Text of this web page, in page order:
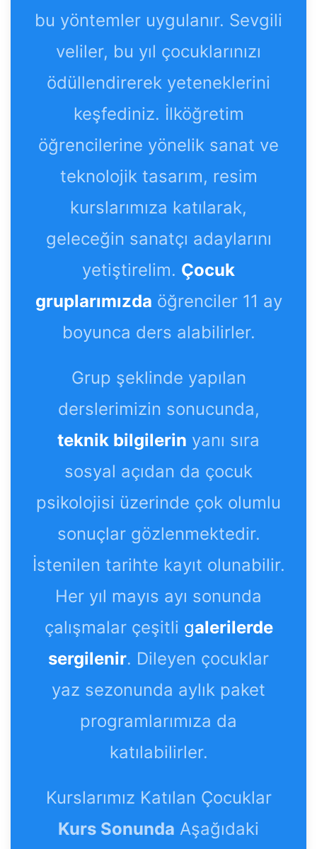
bu yöntemler uygulanır. Sevgili
veliler, bu yıl çocuklarınızı
ödüllendirerek yeteneklerini
keşfediniz. İlköğretim
öğrencilerine yönelik sanat ve
teknolojik tasarım, resim
kurslarımıza katılarak,
geleceğin sanatçı adaylarını
yetiştirelim. Çocuk
gruplarımızda öğrenciler 11 ay
boyunca ders alabilirler.
Grup şeklinde yapılan
derslerimizin sonucunda,
teknik bilgilerin yanı sıra
sosyal açıdan da çocuk
psikolojisi üzerinde çok olumlu
sonuçlar gözlenmektedir.
İstenilen tarihte kayıt olunabilir.
Her yıl mayıs ayı sonunda
çalışmalar çeşitli galerilerde
sergilenir. Dileyen çocuklar
yaz sezonunda aylık paket
programlarımıza da
katılabilirler.
Kurslarımız Katılan Çocuklar
Kurs Sonunda Aşağıdaki